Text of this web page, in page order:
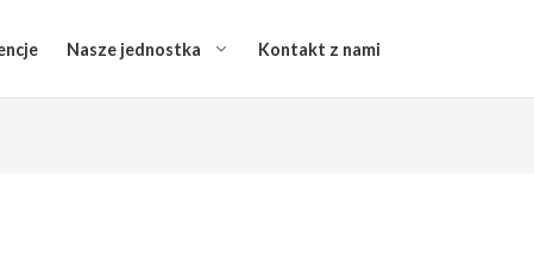
Nasze jednostka Kontakt z nami